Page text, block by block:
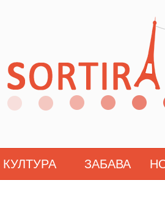
КУЛТУРА ЗАБАВА